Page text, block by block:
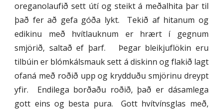
oreganolaufið sett útí og steikt á meðalhita þar til
það fer að gefa góða lykt. Tekið af hitanum og
edikinu með hvítlauknum er hrært í gegnum
smjörið, saltað ef þarf. Þegar bleikjuflökin eru
tilbúin er blómkálsmauk sett á diskinn og flakið lagt
ofaná með roðið upp og krydduðu smjörinu dreypt
yfir. Endilega borðaðu roðið, það er dásamlega
gott eins og besta pura. Gott hvítvínsglas með,